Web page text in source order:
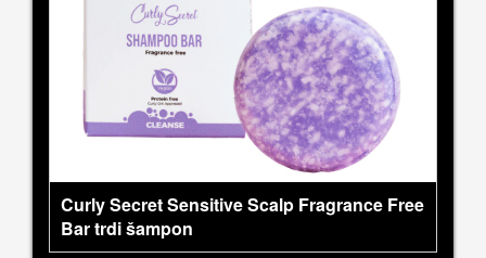
Curly Secret Sensitive Scalp Fragrance Free
Bar trdi šampon